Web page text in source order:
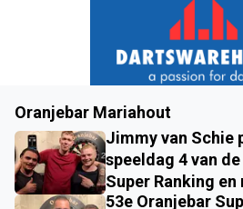
Oranjebar Mariahout
Jimmy van Schie
speeldag 4 van
Super Ranking
53e Oranjebar